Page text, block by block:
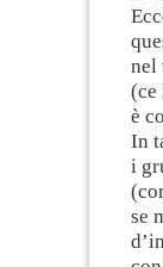
nel
(ce
è
In
i
se